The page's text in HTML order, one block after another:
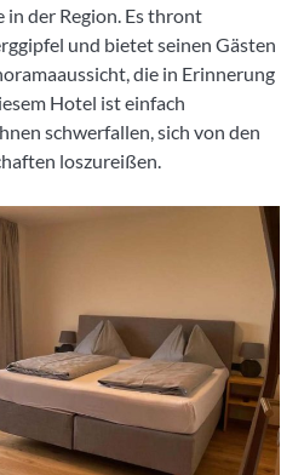
der Region. Es thront
und bietet seinen Gästen
die in Erinnerung
Hotel ist einfach
schwerfallen, sich von den
loszureißen.